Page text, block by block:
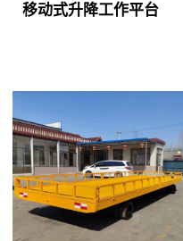
移动式升降工作平台